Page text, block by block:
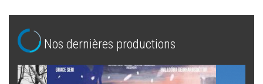
Nos dernières productions